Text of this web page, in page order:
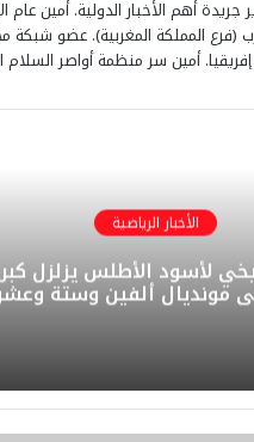
أهم الأخبار الدولية. أمين عام
(فرع المملكة المغربية). عضو
أمين سر منظمة أواصر السلام
الأخبار الرياضية
لأسود الأطلس يزلزل
مونديال ألفين وستة